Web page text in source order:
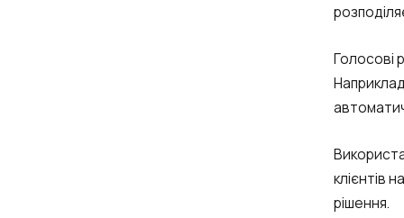
Голосові
клієнтів
рішення.